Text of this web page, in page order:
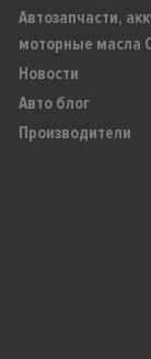
Автозапчасти,
моторные масла
Новости
Авто блог
Производители